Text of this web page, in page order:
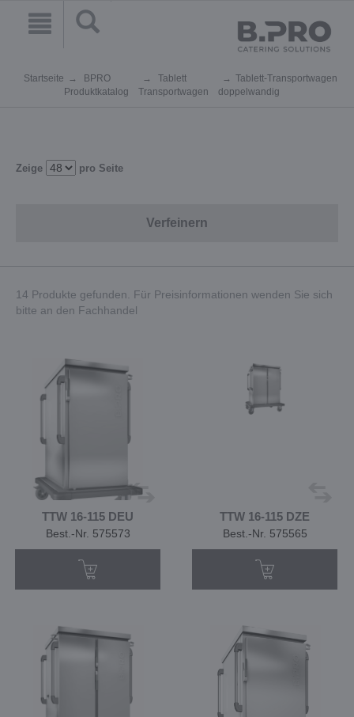
Startseite
BPRO
Produktkatalog
Tablett
Transportwagen
Tablett-Transportwagen
doppelwandig
Zeige pro Seite
Verfeinern
14 Produkte gefunden. Für Preisinformationen wenden Sie sich
bitte an den Fachhandel
TTW 16-115 DEU
Best.-Nr. 575573
TTW 16-115 DZE
Best.-Nr. 575565